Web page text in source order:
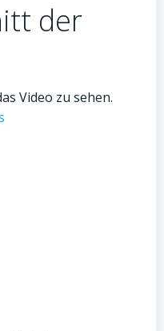
der
Video zu sehen.